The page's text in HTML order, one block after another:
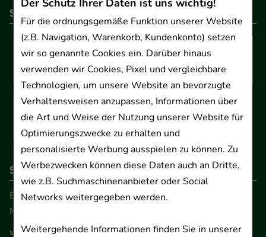
Der Schutz Ihrer Daten ist uns wichtig!
Für die ordnungsgemäße Funktion unserer Website
(z.B. Navigation, Warenkorb, Kundenkonto) setzen
wir so genannte Cookies ein. Darüber hinaus
verwenden wir Cookies, Pixel und vergleichbare
Technologien, um unsere Website an bevorzugte
Verhaltensweisen anzupassen, Informationen über
die Art und Weise der Nutzung unserer Website für
Optimierungszwecke zu erhalten und
personalisierte Werbung ausspielen zu können. Zu
Werbezwecken können diese Daten auch an Dritte,
wie z.B. Suchmaschinenanbieter oder Social
Networks weitergegeben werden.
Weitergehende Informationen finden Sie in unserer
So können Sie bezahlen
So erreichen Sie uns
Beratung und Kundenservice:
Montag - Freitag von 9.00 bis 17.00 Uhr
www.ApoSalis.de· E-Mail:info@ApoSalis.de